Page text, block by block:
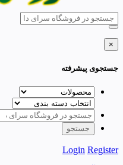
×
جستجوی پیشرفته
Login Register